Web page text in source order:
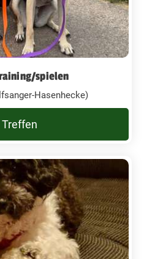
spielen
Hasenhecke)